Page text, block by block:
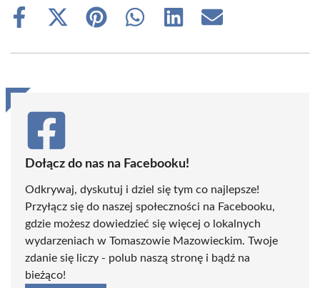
Share
Share
(Twitter)
Share
Share
Share
Share
Dołącz do nas na Facebooku!
Odkrywaj, dyskutuj i dziel się tym co najlepsze!
Przyłącz się do naszej społeczności na Facebooku,
gdzie możesz dowiedzieć się więcej o lokalnych
wydarzeniach w Tomaszowie Mazowieckim. Twoje
zdanie się liczy - polub naszą stronę i bądź na
bieżąco!